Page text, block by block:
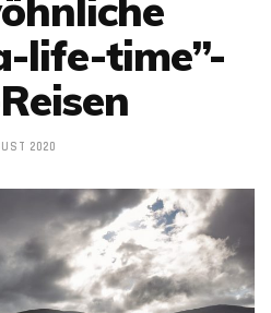
life-time”-
2020